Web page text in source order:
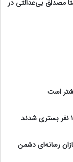
مصداق بی‌عدالتی در
است
رسانه‌ای دشمن